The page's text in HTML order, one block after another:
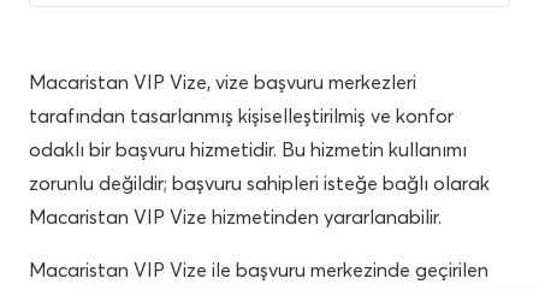
Macaristan VIP Vize, vize başvuru merkezleri
tarafından tasarlanmış kişiselleştirilmiş ve konfor
odaklı bir başvuru hizmetidir. Bu hizmetin kullanımı
zorunlu değildir; başvuru sahipleri isteğe bağlı olarak
Macaristan VIP Vize hizmetinden yararlanabilir.
Macaristan VIP Vize ile başvuru merkezinde geçirilen